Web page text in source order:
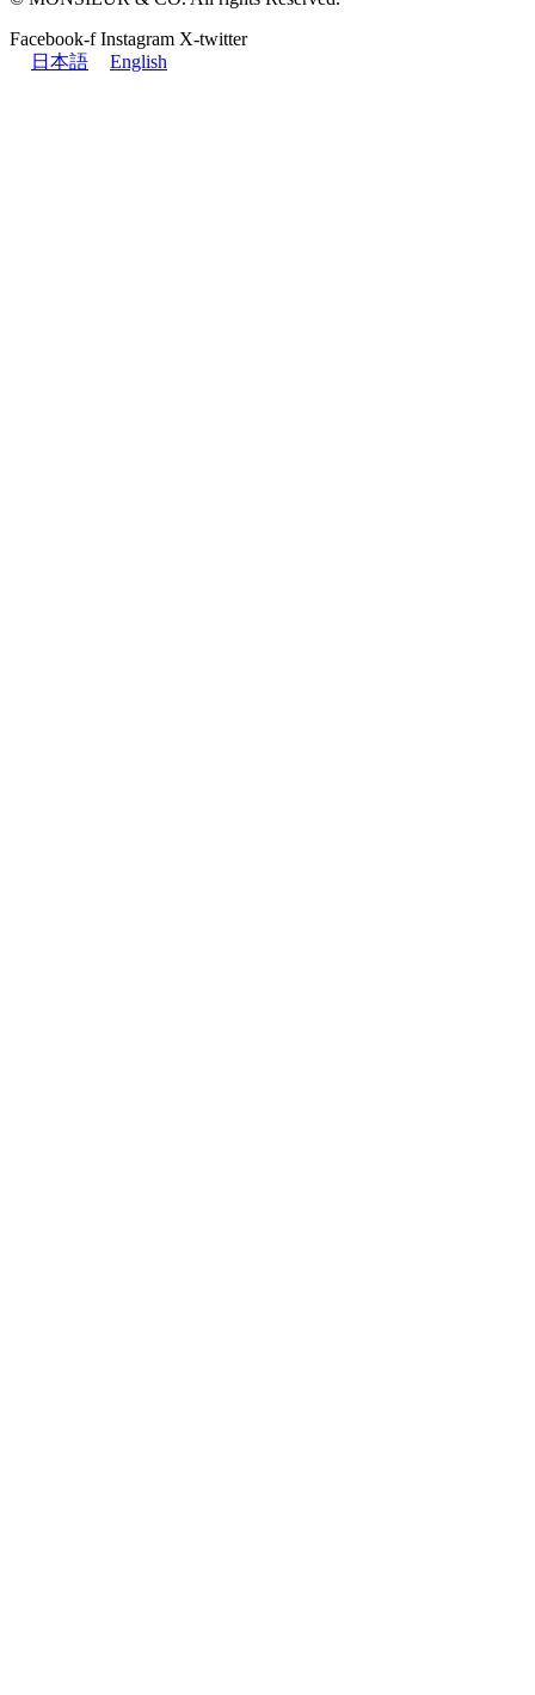
Facebook-f Instagram X-twitter
日本語
English